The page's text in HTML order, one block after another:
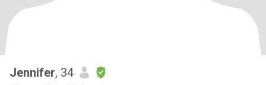
Jennifer, 34